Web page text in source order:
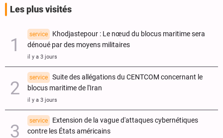
Les plus visités
service
Khodjastepour : Le nœud du blocus maritime sera
dénoué par des moyens militaires
il y a 3 jours
service
Suite des allégations du CENTCOM concernant le
blocus maritime de l'Iran
il y a 3 jours
service
Extension de la vague d'attaques cybernétiques
contre les États américains